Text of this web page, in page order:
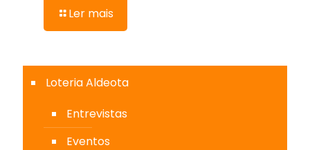
Ler mais
Loteria Aldeota
Entrevistas
Eventos